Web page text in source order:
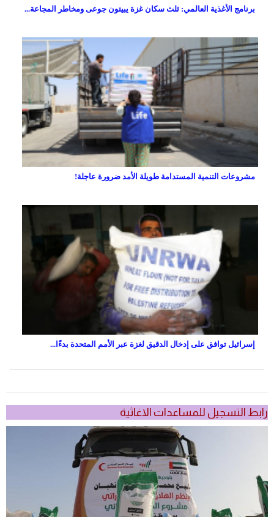
برنامج الأغذية العالمي: ثلث سكان غزة يبيتون جوعى ومخاطر المجاعة...
مشروعات التنمية المستدامة طويلة الأمد ضرورة عاجلة!
إسرائيل توافق على إدخال الدقيق لغزة عبر الأمم المتحدة بدءًا...
رابط التسجيل للمساعدات الاغاثية